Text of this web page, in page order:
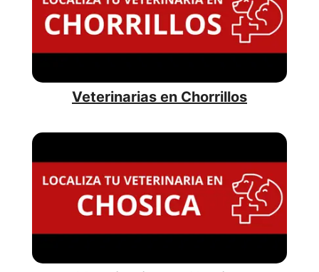
Veterinarias en Chorrillos